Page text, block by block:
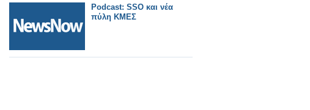
Podcast: SSO και νέα
πύλη ΚΜΕΣ